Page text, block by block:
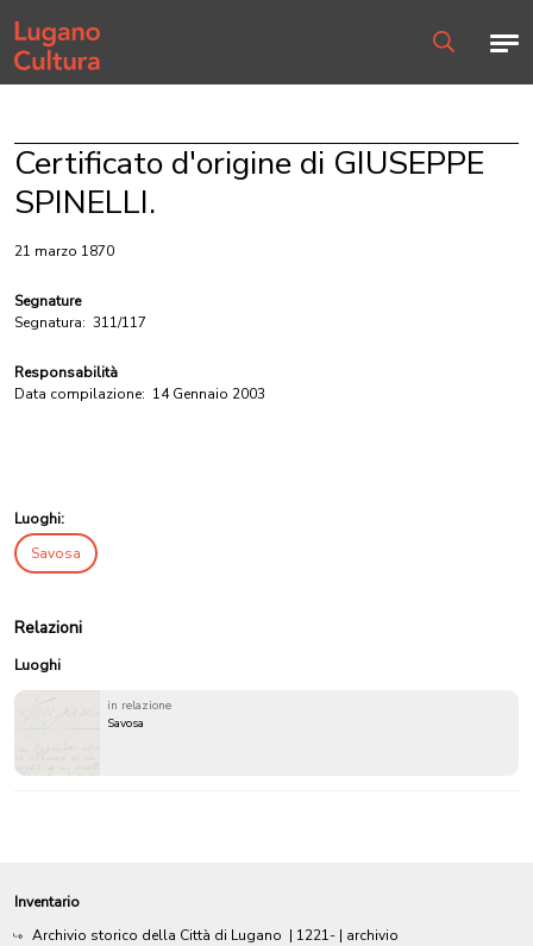
Home page
Certificato d'origine di GIUSEPPE
SPINELLI.
21 marzo 1870
Segnature
Segnatura: 311/117
Responsabilità
Data compilazione: 14 Gennaio 2003
Luoghi:
Savosa
Relazioni
Luoghi
in relazione
Savosa
Inventario
Archivio storico della Città di Lugano | 1221- | archivio